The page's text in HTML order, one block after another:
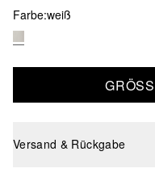
Farbe:weiß
Versand & Rückgabe